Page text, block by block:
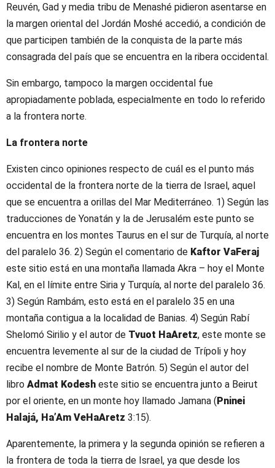
Reuvén, Gad y media tribu de Menashé pidieron asentarse en
la margen oriental del Jordán Moshé accedió, a condición de
que participen también de la conquista de la parte más
consagrada del país que se encuentra en la ribera occidental.
Sin embargo, tampoco la margen occidental fue
apropiadamente poblada, especialmente en todo lo referido
a la frontera norte.
La frontera norte
Existen cinco opiniones respecto de cuál es el punto más
occidental de la frontera norte de la tierra de Israel, aquel
que se encuentra a orillas del Mar Mediterráneo. 1) Según las
traducciones de Yonatán y la de Jerusalém este punto se
encuentra en los montes Taurus en el sur de Turquía, al norte
del paralelo 36. 2) Según el comentario de Kaftor VaFeraj
este sitio está en una montaña llamada Akra – hoy el Monte
Kal, en el límite entre Siria y Turquía, al norte del paralelo 36.
3) Según Rambám, esto está en el paralelo 35 en una
montaña contigua a la localidad de Banias. 4) Según Rabí
Shelomó Sirilio y el autor de Tvuot HaAretz, este monte se
encuentra levemente al sur de la ciudad de Trípoli y hoy
recibe el nombre de Monte Batrón. 5) Según el autor del
libro Admat Kodesh este sitio se encuentra junto a Beirut
por el oriente, en un monte hoy llamado Jamana (Pninei
Halajá, Ha’Am VeHaAretz 3:15).
Aparentemente, la primera y la segunda opinión se refieren a
la frontera de toda la tierra de Israel, ya que desde los